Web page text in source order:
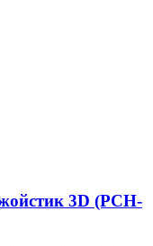
3D (PCH-